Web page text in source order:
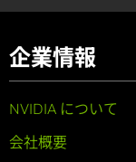
企業情報
NVIDIA について
会社概要